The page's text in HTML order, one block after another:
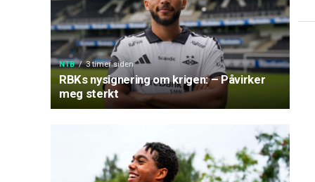
NTB 3 timer siden
RBKs nysignering om krigen: – Påvirker
meg sterkt